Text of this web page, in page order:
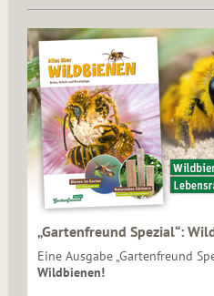
„Gartenfreund Spezial“:
Eine Ausgabe „Gartenfreund
Wildbienen!